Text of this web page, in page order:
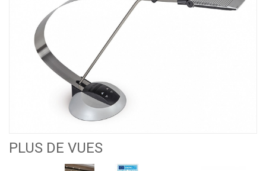
PLUS DE VUES